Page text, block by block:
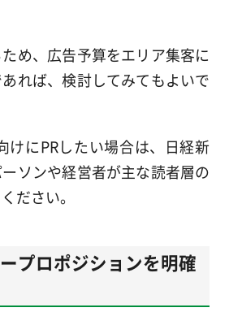
め、広告予算をエリア集客に
れば、検討してみてもよいで
けにPRしたい場合は、日経新
ソンや経営者が主な読者層の
ださい。
プロポジションを明確